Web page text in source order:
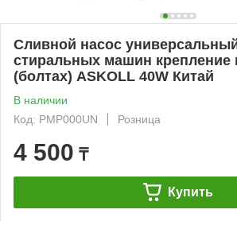
Сливной насос
стиральных машин крепление
(болтах) ASKOLL 40W Китай
В наличии
Код: PMP000UN
Розница
4 500 ₸
Купить